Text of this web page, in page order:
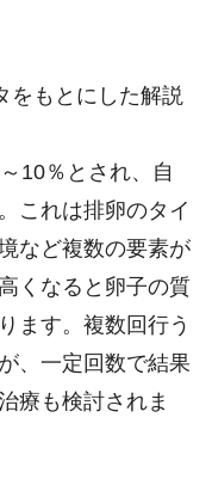
をもとにした解説
10％とされ、自
これは排卵のタイ
など複数の要素が
くなると卵子の質
ます。複数回行う
、一定回数で結果
療も検討されま